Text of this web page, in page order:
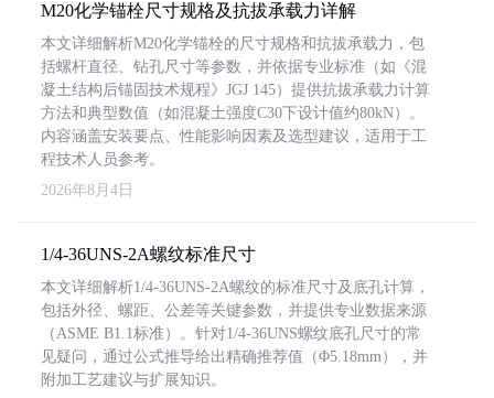
M20化学锚栓尺寸规格及抗拔承载力详解
本文详细解析M20化学锚栓的尺寸规格和抗拔承载力，包
括螺杆直径、钻孔尺寸等参数，并依据专业标准（如《混
凝土结构后锚固技术规程》JGJ 145）提供抗拔承载力计算
方法和典型数值（如混凝土强度C30下设计值约80kN）。
内容涵盖安装要点、性能影响因素及选型建议，适用于工
程技术人员参考。
2026年8月4日
1/4-36UNS-2A螺纹标准尺寸
本文详细解析1/4-36UNS-2A螺纹的标准尺寸及底孔计算，
包括外径、螺距、公差等关键参数，并提供专业数据来源
（ASME B1.1标准）。针对1/4-36UNS螺纹底孔尺寸的常
见疑问，通过公式推导给出精确推荐值（Φ5.18mm），并
附加工艺建议与扩展知识。